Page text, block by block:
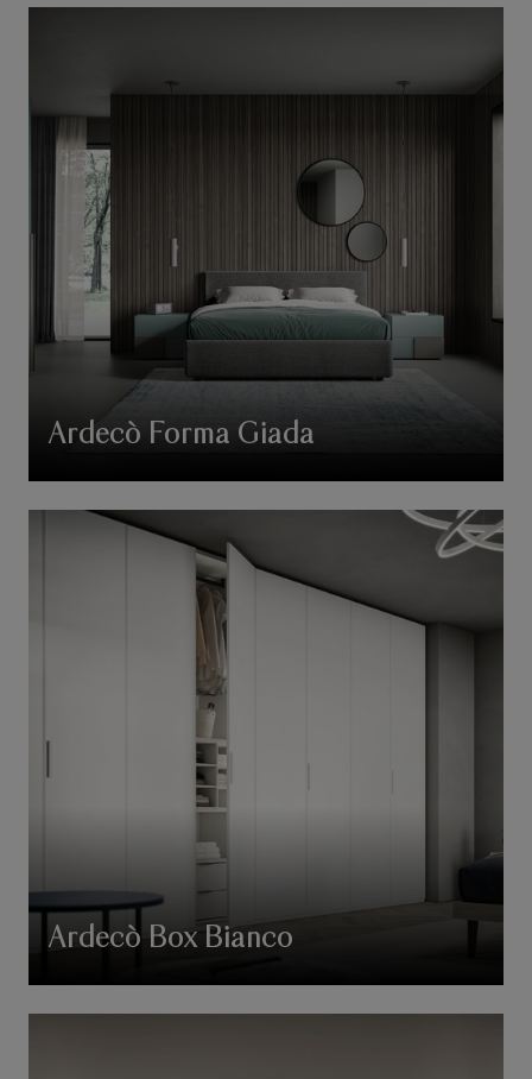
Ardecò Forma Giada
Ardecò Box Bianco